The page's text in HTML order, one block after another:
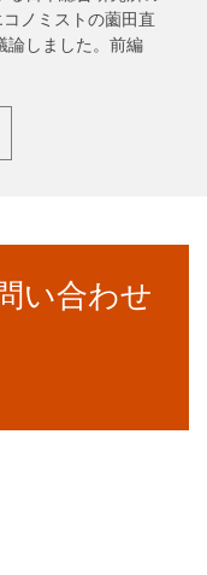
ノミストの薗田直
論しました。前編
い合わせ